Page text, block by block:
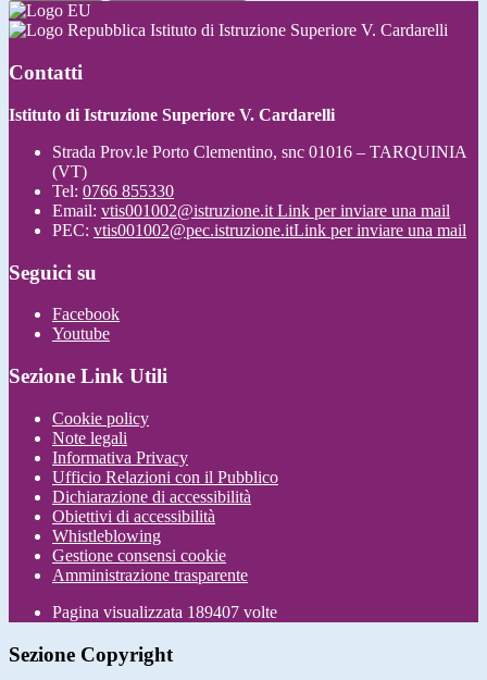
Istituto di Istruzione Superiore V. Cardarelli
Contatti
Istituto di Istruzione Superiore V. Cardarelli
Strada Prov.le Porto Clementino, snc 01016 – TARQUINIA
(VT)
Tel: 0766 855330
Email: vtis001002@istruzione.it Link per inviare una mail
PEC: vtis001002@pec.istruzione.itLink per inviare una mail
Seguici su
Facebook
Youtube
Sezione Link Utili
Cookie policy
Note legali
Informativa Privacy
Ufficio Relazioni con il Pubblico
Dichiarazione di accessibilità
Obiettivi di accessibilità
Whistleblowing
Gestione consensi cookie
Amministrazione trasparente
Pagina visualizzata 189407 volte
Sezione Copyright